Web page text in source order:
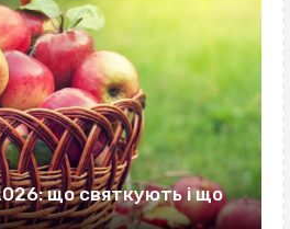
що святкують і що